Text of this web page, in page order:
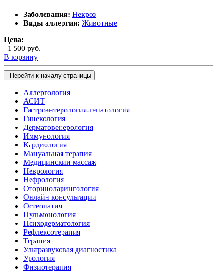
Заболевания: Некроз
Виды аллергии: Животные
Цена:
1 500 руб.
В корзину
Перейти к началу страницы
Аллергология
АСИТ
Гастроэнтерология-гепатология
Гинекология
Дерматовенерология
Иммунология
Кардиология
Мануальная терапия
Медицинский массаж
Неврология
Нефрология
Оториноларингология
Онлайн консультации
Остеопатия
Пульмонология
Психодерматология
Рефлексотерапия
Терапия
Ультразвуковая диагностика
Урология
Физиотерапия